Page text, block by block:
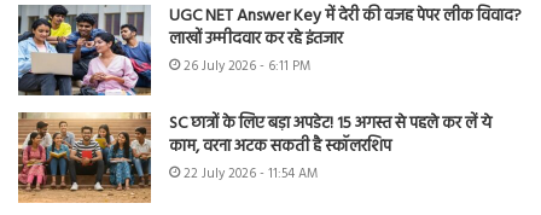
UGC NET Answer Key में देरी की वजह पेपर लीक विवाद?
लाखों उम्मीदवार कर रहे इंतजार
26 July 2026 - 6:11 PM
SC छात्रों के लिए बड़ा अपडेट! 15 अगस्त से पहले कर लें ये
काम, वरना अटक सकती है स्कॉलरशिप
22 July 2026 - 11:54 AM